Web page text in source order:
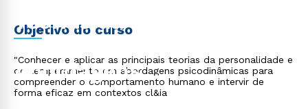
Teorias da Personalidade
e do Temperamento em
Abordagens
Psicodinâmicas
Objetivo do curso
"Conhecer e aplicar as principais teorias da personalidade e
do temperamento em abordagens psicodinâmicas para
compreender o comportamento humano e intervir de
forma eficaz em contextos cl&ia